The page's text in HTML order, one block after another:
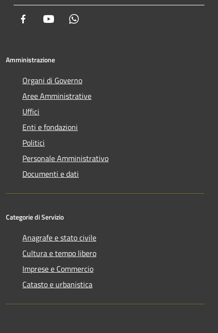
Facebook Youtube
Amministrazione
Organi di Governo
Aree Amministrative
Uffici
Enti e fondazioni
Politici
Personale Amministrativo
Documenti e dati
Categorie di Servizio
Anagrafe e stato civile
Cultura e tempo libero
Imprese e Commercio
Catasto e urbanistica